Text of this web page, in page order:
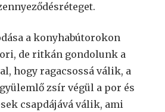
a konyhabútorokon
de ritkán gondolunk a
hogy ragacsossá válik, a
zsír végül a por és
csapdájává válik, ami